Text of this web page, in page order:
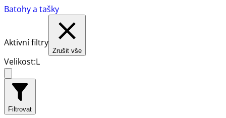
Batohy a tašky
Aktivní filtry
Zrušit vše
Velikost:L
Filtrovat